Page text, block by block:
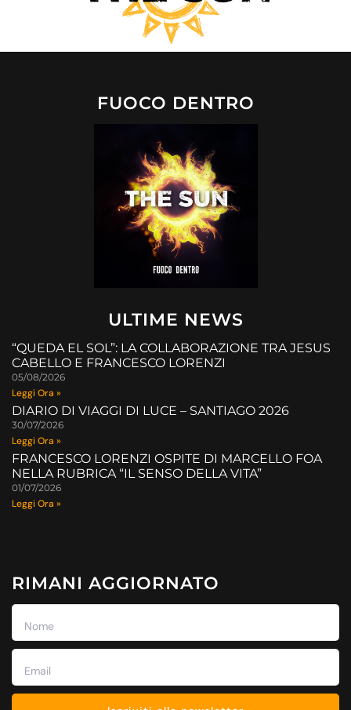
FUOCO DENTRO
ULTIME NEWS
“QUEDA EL SOL”: LA COLLABORAZIONE TRA JESUS
CABELLO E FRANCESCO LORENZI
05/08/2026
Leggi Ora »
DIARIO DI VIAGGI DI LUCE – SANTIAGO 2026
30/07/2026
Leggi Ora »
FRANCESCO LORENZI OSPITE DI MARCELLO FOA
NELLA RUBRICA “IL SENSO DELLA VITA”
01/07/2026
Leggi Ora »
RIMANI AGGIORNATO